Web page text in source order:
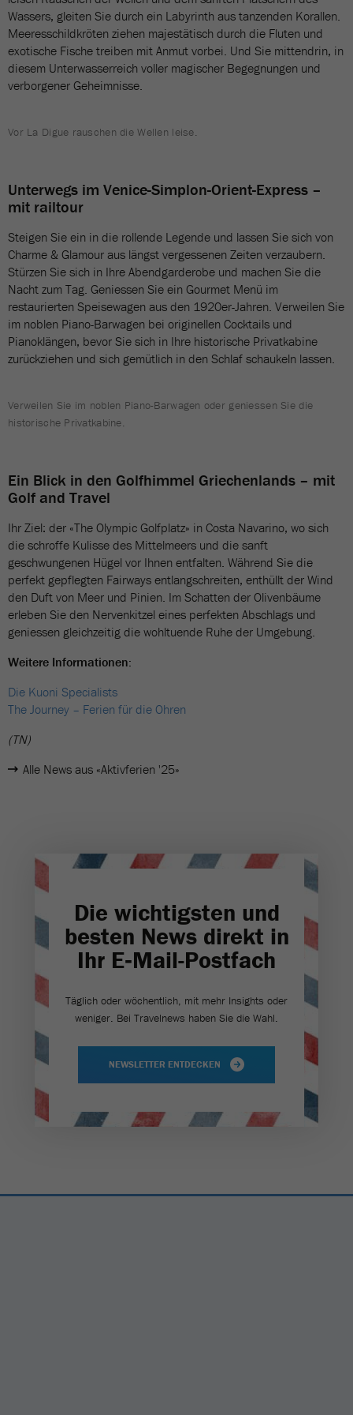
Wassers, gleiten Sie durch ein Labyrinth aus tanzenden Korallen.
Meeresschildkröten ziehen majestätisch durch die Fluten und
exotische Fische treiben mit Anmut vorbei. Und Sie mittendrin, in
diesem Unterwasserreich voller magischer Begegnungen und
verborgener Geheimnisse.
Vor La Digue rauschen die Wellen leise.
Unterwegs im Venice-Simplon-Orient-Express –
mit railtour
Steigen Sie ein in die rollende Legende und lassen Sie sich von
Charme & Glamour aus längst vergessenen Zeiten verzaubern.
Stürzen Sie sich in Ihre Abendgarderobe und machen Sie die
Nacht zum Tag. Geniessen Sie ein Gourmet Menü im
restaurierten Speisewagen aus den 1920er-Jahren. Verweilen Sie
im noblen Piano-Barwagen bei originellen Cocktails und
Pianoklängen, bevor Sie sich in Ihre historische Privatkabine
zurückziehen und sich gemütlich in den Schlaf schaukeln lassen.
Verweilen Sie im noblen Piano-Barwagen oder geniessen Sie die
historische Privatkabine.
Ein Blick in den Golfhimmel Griechenlands – mit
Golf and Travel
Ihr Ziel: der «The Olympic Golfplatz» in Costa Navarino, wo sich
die schroffe Kulisse des Mittelmeers und die sanft
geschwungenen Hügel vor Ihnen entfalten. Während Sie die
perfekt gepflegten Fairways entlangschreiten, enthüllt der Wind
den Duft von Meer und Pinien. Im Schatten der Olivenbäume
erleben Sie den Nervenkitzel eines perfekten Abschlags und
geniessen gleichzeitig die wohltuende Ruhe der Umgebung.
Weitere Informationen:
Die Kuoni Specialists
The Journey – Ferien für die Ohren
(TN)
Alle News aus «Aktivferien '25»
Die wichtigsten und
besten News direkt in
Ihr E‑Mail-Postfach
Täglich oder wöchentlich, mit mehr Insights oder
weniger. Bei Travel­news haben Sie die Wahl.
NEWSLETTER ENTDECKEN